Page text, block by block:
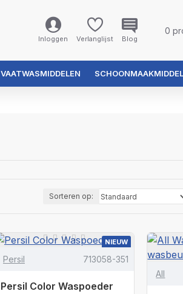
Inloggen Verlanglijst Blog
0
VAATWASMIDDELEN
Sorteren op:
NIEUW
Persil 713058-351
Persil Color Waspoeder
All